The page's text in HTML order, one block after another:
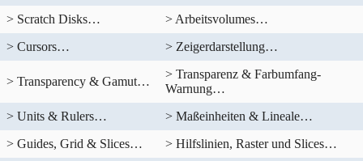
> Scratch Disks…
> Arbeitsvolumes…
> Cursors…
> Zeigerdarstellung…
> Transparency & Gamut…
> Transparenz & Farbumfang-
Warnung…
> Units & Rulers…
> Maßeinheiten & Lineale…
> Guides, Grid & Slices…
> Hilfslinien, Raster und Slices…